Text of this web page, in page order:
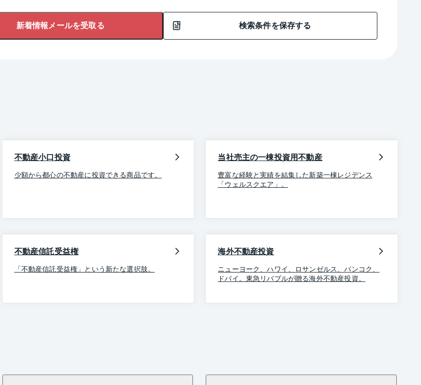
新着情報メールを受取る 検索条件を保存する
不動産小口投資
少額から都心の不動産に投資できる商品です。
当社売主の一棟投資用不動産
豊富な経験と実績を結集した新築一棟レジデンス
「ウェルスクエア」。
不動産信託受益権
「不動産信託受益権」という新たな選択肢。
海外不動産投資
ニューヨーク、ハワイ、ロサンゼルス、バンコク、
ドバイ。東急リバブルが贈る海外不動産投資。